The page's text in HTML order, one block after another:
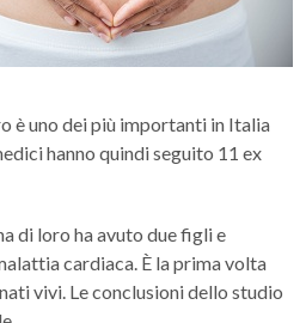
è uno dei più importanti in Italia
hanno quindi seguito 11 ex
di loro ha avuto due figli e
cardiaca. È la prima volta
vivi. Le conclusioni dello studio